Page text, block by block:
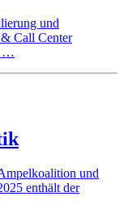
und
Call Center
…
und
enthält der